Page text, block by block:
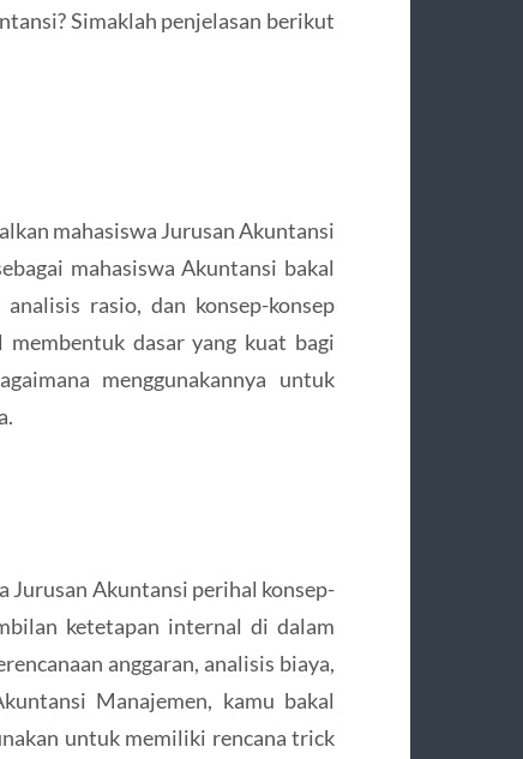
Simaklah penjelasan berikut
mahasiswa Jurusan Akuntansi
mahasiswa Akuntansi bakal
rasio, dan konsep-konsep
dasar yang kuat bagi
menggunakannya untuk
Jurusan Akuntansi perihal konsep-
ketetapan internal di dalam
anggaran, analisis biaya,
Manajemen, kamu bakal
untuk memiliki rencana trick